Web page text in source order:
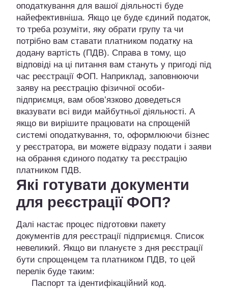
оподаткування для вашої діяльності буде
найефективніша. Якщо це буде єдиний податок,
то треба розуміти, яку обрати групу та чи
потрібно вам ставати платником податку на
додану вартість (ПДВ). Справа в тому, що
відповіді на ці питання вам стануть у пригоді під
час реєстрації ФОП. Наприклад, заповнюючи
заяву на реєстрацію фізичної особи-
підприємця, вам обов’язково доведеться
вказувати всі види майбутньої діяльності. А
якщо ви вирішите працювати на спрощеній
системі оподаткування, то, оформлюючи бізнес
у реєстратора, ви можете відразу подати і заяви
на обрання єдиного податку та реєстрацію
платником ПДВ.
Які готувати документи
для реєстрації ФОП?
Далі настає процес підготовки пакету
документів для реєстрації підприємця. Список
невеликий. Якщо ви плануєте з дня реєстрації
бути спрощенцем та платником ПДВ, то цей
перелік буде таким:
Паспорт та ідентифікаційний код.